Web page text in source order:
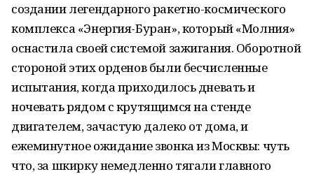
создании легендарного ракетно-космического
комплекса «Энергия-Буран», который «Молния»
оснастила своей системой зажигания. Оборотной
стороной этих орденов были бесчисленные
испытания, когда приходилось дневать и
ночевать рядом с крутящимся на стенде
двигателем, зачастую далеко от дома, и
ежеминутное ожидание звонка из Москвы: чуть
что, за шкирку немедленно тягали главного